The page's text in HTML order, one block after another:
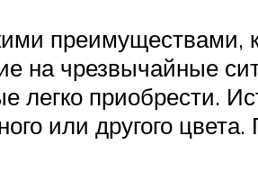
на чрезвычайные
приобрести.
или другого